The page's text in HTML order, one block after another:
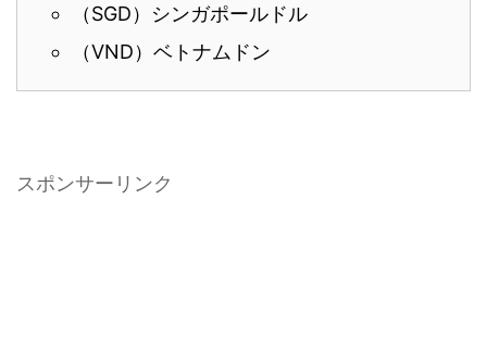
（SGD）シンガポールドル
（VND）ベトナムドン
スポンサーリンク